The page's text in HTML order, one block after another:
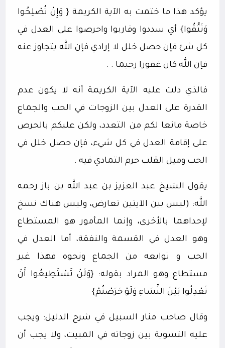
يؤكد هذا ما ختمت به الآية الكريمة { وَإِنْ تُصْلِحُوا
وَتَتَّقُوا} أي سددوا وقاربوا واحرصوا على العدل في
كل شئ فإن حصل خلل لا إرادي فإن الله يتجاوز عنه
فإن الله كان غفورا رحيما . .
فالذي دلت عليه الآية الكريمة أنه لا يكون عدم
القدرة على العدل بين الزوجات في الحب والجماع
خاصة مانعا لكم من التعدد، ولكن عليكم بالحرص
على إقامة العدل في كل شيء، فإن حصل خلل في
الحب وميل القلب حرم التمادي فيه .
يقول الشيخ عبد العزيز بن عبد الله بن باز رحمه
الله: (ليس بين الآيتين تعارض، وليس هناك نسخ
لإحداهما بالأخرى، وإنما المأمور هو المستطاع
وهو العدل في القسمة والنفقة، أما العدل في
الحب و توابعه من الجماع ونحوه فهذا غير
مستطاع وهو المراد بقوله: {وَلَنْ تَسْتَطِيعُوا أَنْ
تَعْدِلُوا بَيْنَ النِّسَاءِ وَلَوْ حَرَصْتُمْ}
وقال صاحب منار السبيل في شرح الدليل: ويجب
عليه التسوية بين زوجاته في المبيت، ولا يجب أن